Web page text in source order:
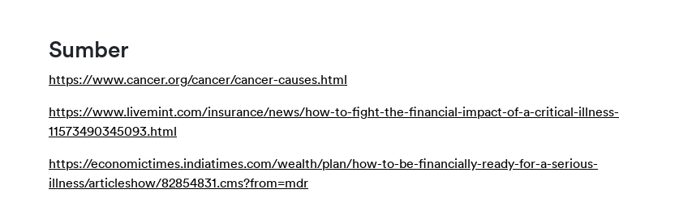
Sumber
https://www.cancer.org/cancer/cancer-causes.html
https://www.livemint.com/insurance/news/how-to-fight-the-financial-impact-of-a-critical-illness-
11573490345093.html
https://economictimes.indiatimes.com/wealth/plan/how-to-be-financially-ready-for-a-serious-
illness/articleshow/82854831.cms?from=mdr